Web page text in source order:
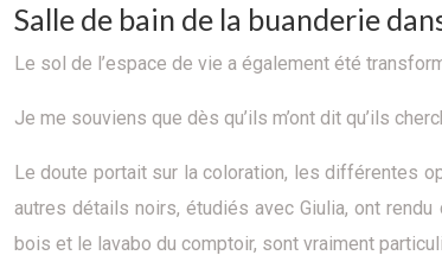
Salle de bain de la buanderie
Le sol de l’espace de vie a également été
Je me souviens que dès qu’ils m’ont dit qu’ils
Le doute portait sur la coloration, les différentes
autres détails noirs, étudiés avec Giulia, ont
bois et le lavabo du comptoir, sont vraiment